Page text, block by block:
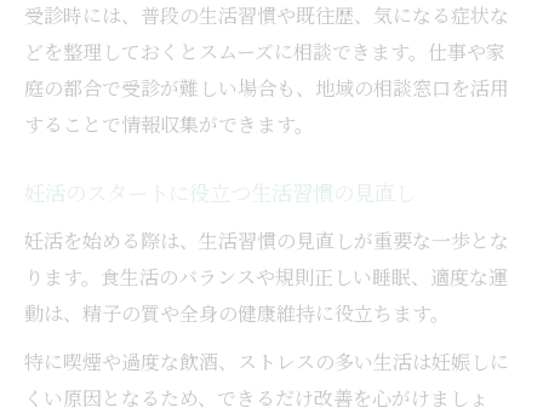
ト
地域の補助金やリフォーム支援を妊活目線で解
説
結城市の補助金と妊活支援の関係を解説
引っ越し補助金を妊活で活かす活用例
リフォーム補助金で妊活環境を整える方法
妊活世帯が知っておきたい支援金の種類
受診時には、普段の生活習慣や既往歴、気になる症状な
どを整理しておくとスムーズに相談できます。仕事や家
庭の都合で受診が難しい場合も、地域の相談窓口を活用
することで情報収集ができます。
妊活のスタートに役立つ生活習慣の見直し
妊活を始める際は、生活習慣の見直しが重要な一歩とな
ります。食生活のバランスや規則正しい睡眠、適度な運
動は、精子の質や全身の健康維持に役立ちます。
特に喫煙や過度な飲酒、ストレスの多い生活は妊娠しに
くい原因となるため、できるだけ改善を心がけましょ